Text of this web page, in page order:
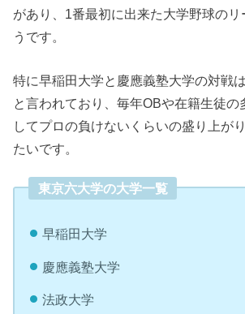
があり、1番最初に出来た大学野球のリ
うです。
特に早稲田大学と慶應義塾大学の対戦
と言われており、毎年OBや在籍生徒の
してプロの負けないくらいの盛り上が
たいです。
東京六大学の大学一覧
早稲田大学
慶應義塾大学
法政大学